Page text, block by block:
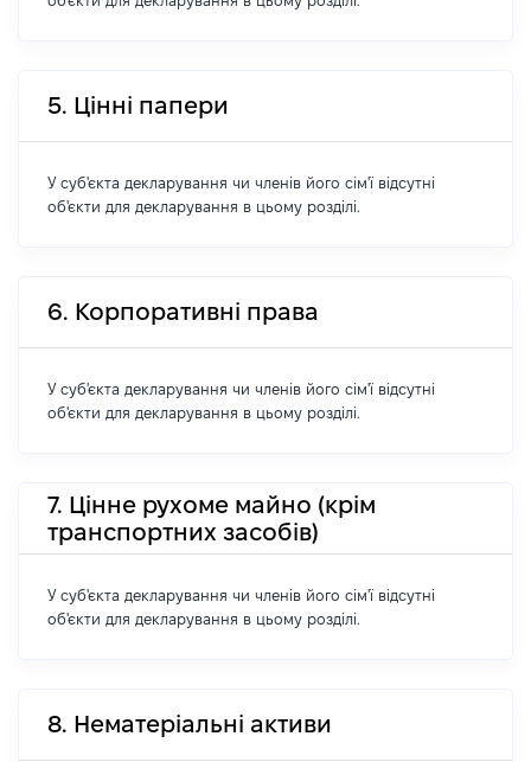
5. Цінні папери
У суб'єкта декларування чи членів його сім'ї відсутні
об'єкти для декларування в цьому розділі.
6. Корпоративні права
У суб'єкта декларування чи членів його сім'ї відсутні
об'єкти для декларування в цьому розділі.
7. Цінне рухоме майно (крім
транспортних засобів)
У суб'єкта декларування чи членів його сім'ї відсутні
об'єкти для декларування в цьому розділі.
8. Нематеріальні активи